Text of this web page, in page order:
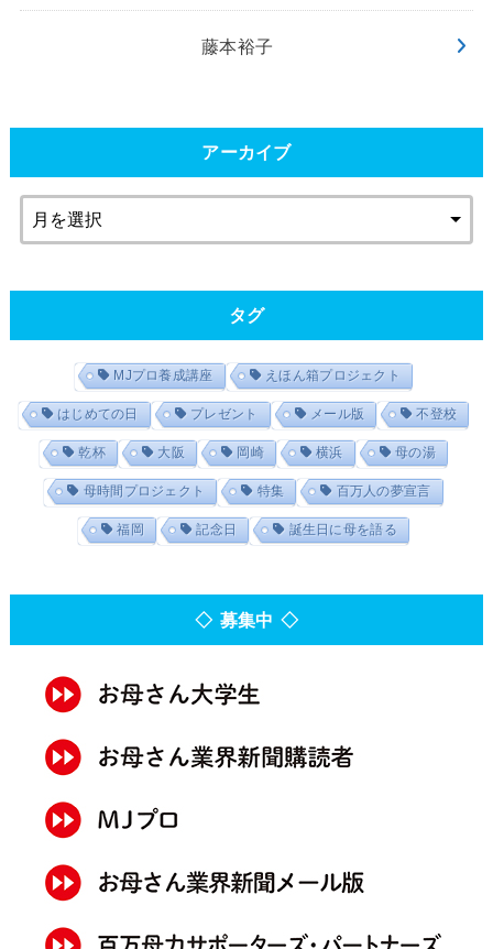
藤本裕子
アーカイブ
タグ
MJプロ養成講座 えほん箱プロジェクト
はじめての日 プレゼント メール版 不登校
乾杯 大阪 岡崎 横浜 母の湯
母時間プロジェクト 特集 百万人の夢宣言
福岡 記念日 誕生日に母を語る
◇ 募集中 ◇